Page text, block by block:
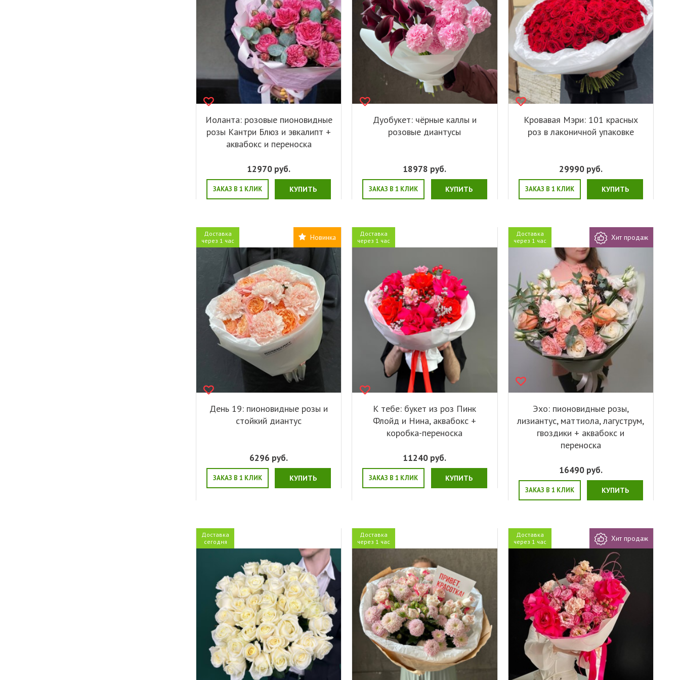
Иоланта: розовые пионовидные
розы Кантри Блюз и эвкалипт +
аквабокс и переноска
12970 руб.
ЗАКАЗ В 1 КЛИК КУПИТЬ
Дуобукет: чёрные каллы и
розовые диантусы
18978 руб.
ЗАКАЗ В 1 КЛИК КУПИТЬ
Кровавая Мэри: 101 красных
роз в лаконичной упаковке
29990руб.
ЗАКАЗ В 1 КЛИК КУПИТЬ
Доставка
через 1 час
Новинка
День 19: пионовидные розы и
стойкий диантус
6296 руб.
ЗАКАЗ В 1 КЛИК КУПИТЬ
Доставка
через 1 час
К тебе: букет из роз Пинк
Флойд и Нина, аквабокс +
коробка-переноска
11240 руб.
ЗАКАЗ В 1 КЛИК КУПИТЬ
Доставка
через 1 час
Хит продаж
Эхо: пионовидные розы,
лизиантус, маттиола, лагуструм,
гвоздики + аквабокс и
переноска
16490руб.
ЗАКАЗ В 1 КЛИК КУПИТЬ
Доставка
сегодня
Доставка
через 1 час
Доставка
через 1 час
Хит продаж